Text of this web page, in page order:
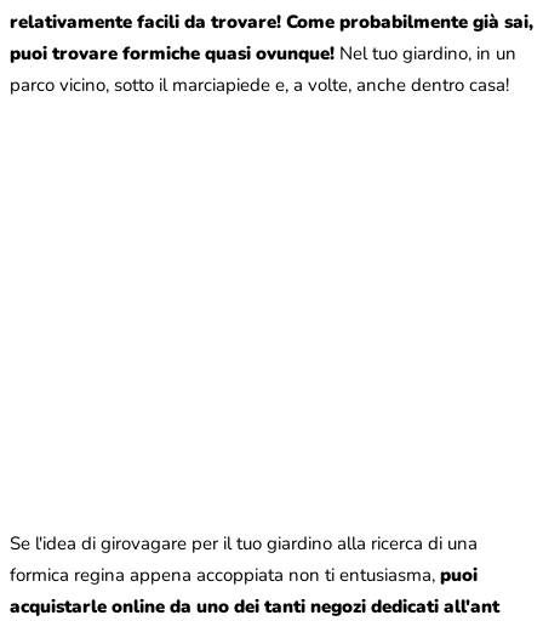
relativamente facili da trovare! Come probabilmente già sai,
puoi trovare formiche quasi ovunque! Nel tuo giardino, in un
parco vicino, sotto il marciapiede e, a volte, anche dentro casa!
Se l'idea di girovagare per il tuo giardino alla ricerca di una
formica regina appena accoppiata non ti entusiasma, puoi
acquistarle online da uno dei tanti negozi dedicati all'ant